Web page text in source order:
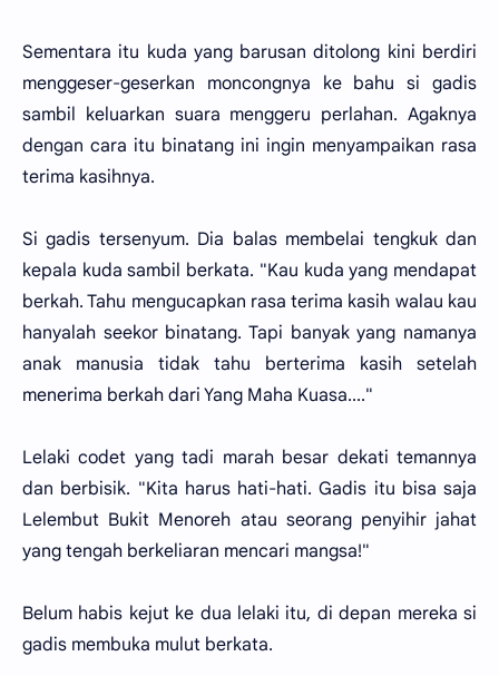
Sementara itu kuda yang barusan ditolong kini berdiri
menggeser-geserkan moncongnya ke bahu si gadis
sambil keluarkan suara menggeru perlahan. Agaknya
dengan cara itu binatang ini ingin menyampaikan rasa
terima kasihnya.
Si gadis tersenyum. Dia balas membelai tengkuk dan
kepala kuda sambil berkata. "Kau kuda yang mendapat
berkah. Tahu mengucapkan rasa terima kasih walau kau
hanyalah seekor binatang. Tapi banyak yang namanya
anak manusia tidak tahu berterima kasih setelah
menerima berkah dari Yang Maha Kuasa...."
Lelaki codet yang tadi marah besar dekati temannya
dan berbisik. "Kita harus hati-hati. Gadis itu bisa saja
Lelembut Bukit Menoreh atau seorang penyihir jahat
yang tengah berkeliaran mencari mangsa!"
Belum habis kejut ke dua lelaki itu, di depan mereka si
gadis membuka mulut berkata.